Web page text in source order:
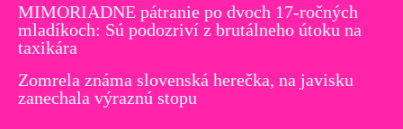
MIMORIADNE pátranie po dvoch 17-ročných
mladíkoch: Sú podozriví z brutálneho útoku na
taxikára
Zomrela známa slovenská herečka, na javisku
zanechala výraznú stopu